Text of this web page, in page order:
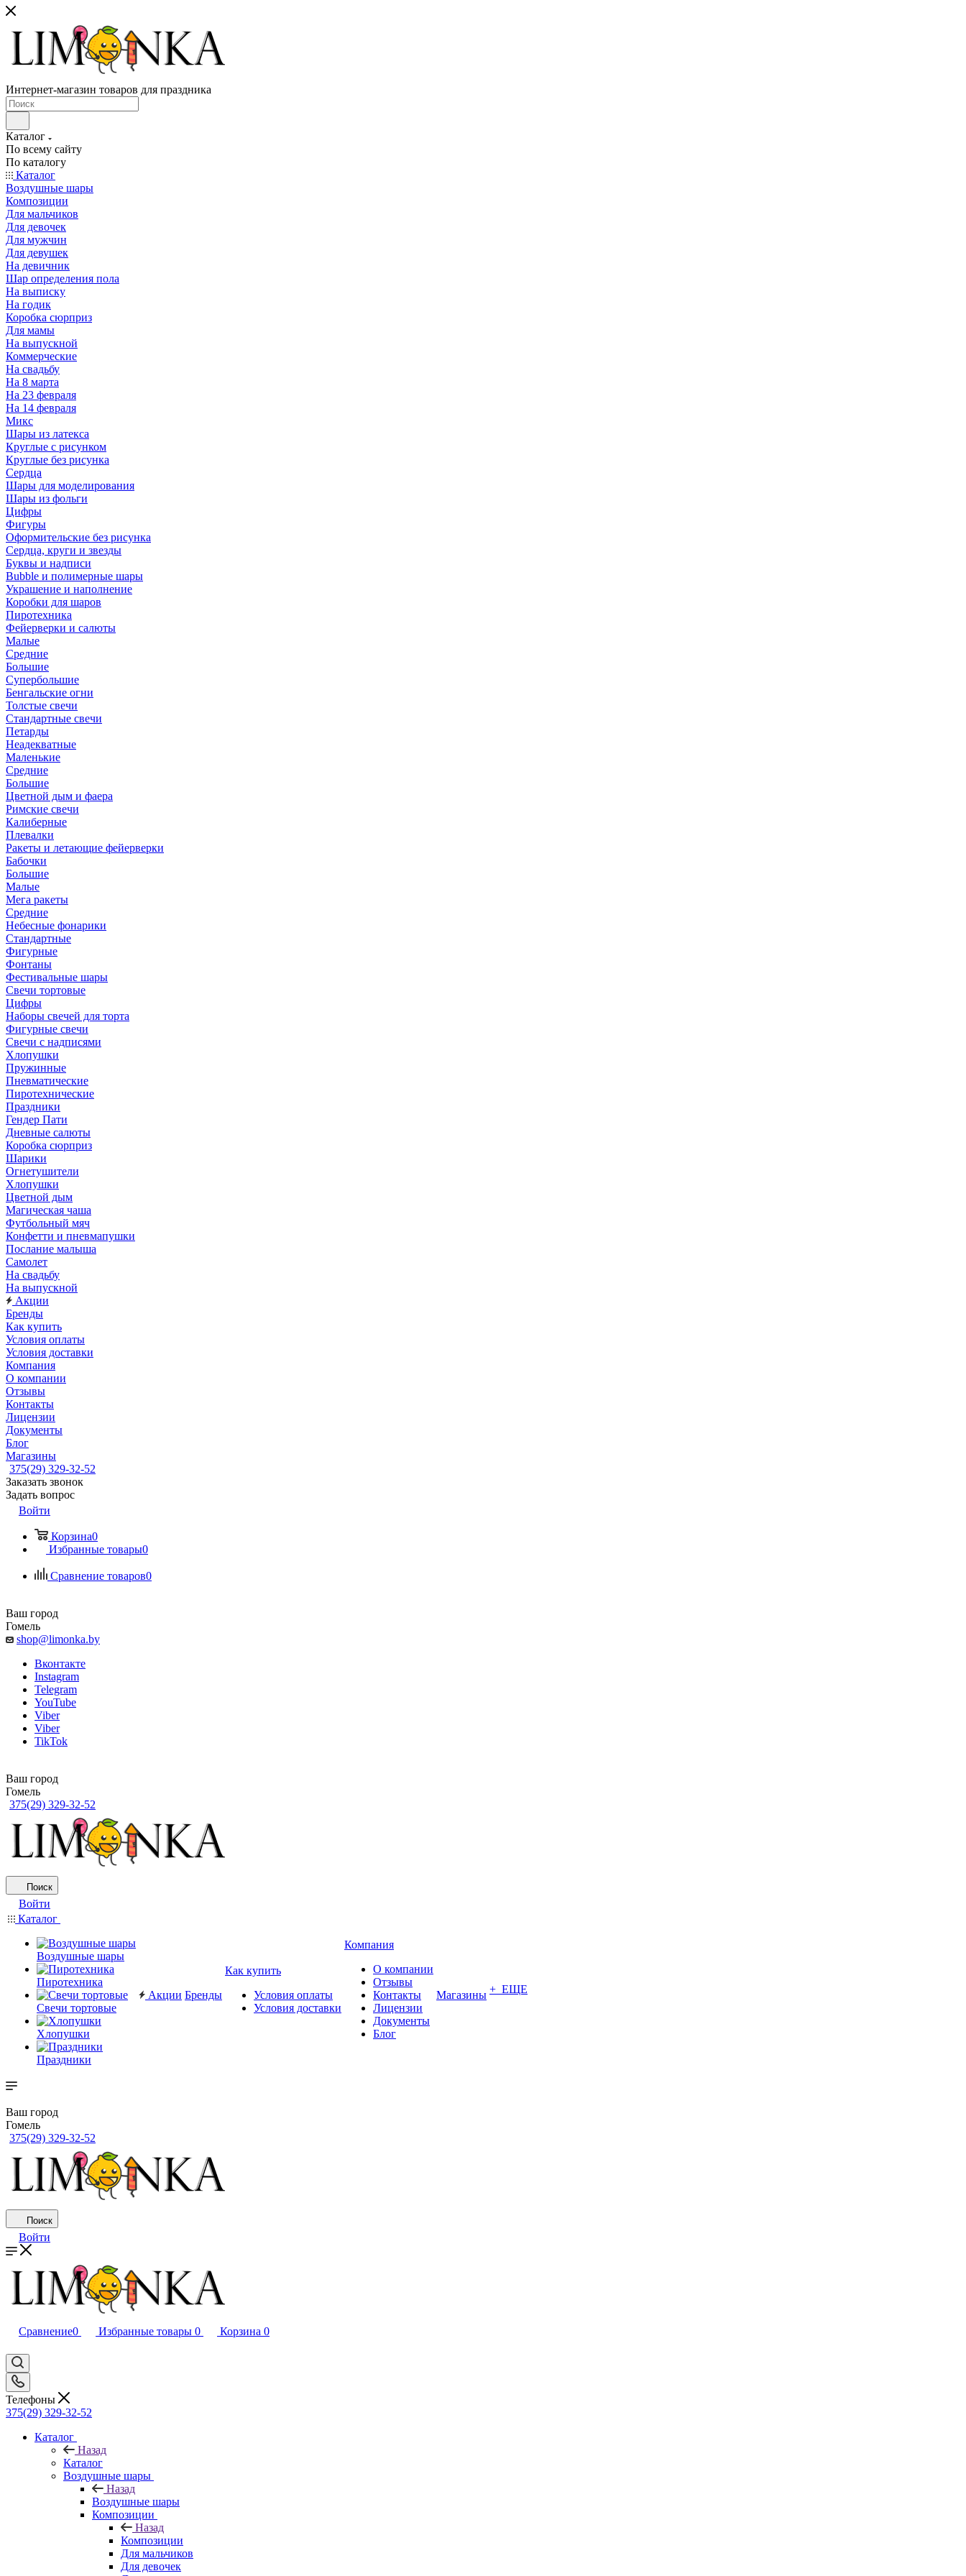
Интернет-магазин товаров для праздника
Каталог
По всему сайту
По каталогу
Каталог
Воздушные шары
Композиции
Для мальчиков
Для девочек
Для мужчин
Для девушек
На девичник
Шар определения пола
На выписку
На годик
Коробка сюрприз
Для мамы
На выпускной
Коммерческие
На свадьбу
На 8 марта
На 23 февраля
На 14 февраля
Микс
Шары из латекса
Круглые с рисунком
Круглые без рисунка
Сердца
Шары для моделирования
Шары из фольги
Цифры
Фигуры
Оформительские без рисунка
Сердца, круги и звезды
Буквы и надписи
Bubble и полимерные шары
Украшение и наполнение
Коробки для шаров
Пиротехника
Фейерверки и салюты
Малые
Средние
Большие
Супербольшие
Бенгальские огни
Толстые свечи
Стандартные свечи
Петарды
Неадекватные
Маленькие
Средние
Большие
Цветной дым и фаера
Римские свечи
Калиберные
Плевалки
Ракеты и летающие фейерверки
Бабочки
Большие
Малые
Мега ракеты
Средние
Небесные фонарики
Стандартные
Фигурные
Фонтаны
Фестивальные шары
Свечи тортовые
Цифры
Наборы свечей для торта
Фигурные свечи
Свечи с надписями
Хлопушки
Пружинные
Пневматические
Пиротехнические
Праздники
Гендер Пати
Дневные салюты
Коробка сюрприз
Шарики
Огнетушители
Хлопушки
Цветной дым
Магическая чаша
Футбольный мяч
Конфетти и пневмапушки
Послание малыша
Самолет
На свадьбу
На выпускной
Акции
Бренды
Как купить
Условия оплаты
Условия доставки
Компания
О компании
Отзывы
Контакты
Лицензии
Документы
Блог
Магазины
375(29) 329-32-52
Заказать звонок
Задать вопрос
Войти
Корзина0
Избранные товары0
Сравнение товаров0
Ваш город
Гомель
shop@limonka.by
Вконтакте
Instagram
Telegram
YouTube
Viber
Viber
TikTok
Ваш город
Гомель
375(29) 329-32-52
Поиск
Войти
Каталог
Воздушные шары
Пиротехника
Свечи тортовые
Хлопушки
Праздники
Акции Бренды
Как купить
Условия оплаты
Условия доставки
Компания
О компании
Отзывы
Контакты
Лицензии
Документы
Блог
Магазины + ЕЩЕ
Ваш город
Гомель
375(29) 329-32-52
Поиск
Войти
Сравнение0 Избранные товары 0 Корзина 0
Телефоны
375(29) 329-32-52
Каталог
Назад
Каталог
Воздушные шары
Назад
Воздушные шары
Композиции
Назад
Композиции
Для мальчиков
Для девочек